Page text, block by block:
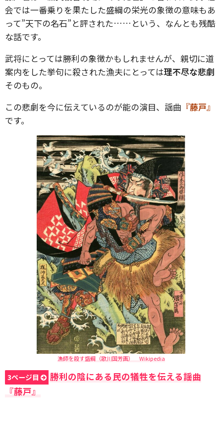
会では一番乗りを果たした盛綱の栄光の象徴の意味もあ
って”天下の名石”と評された……という、なんとも残酷
な話です。
武将にとっては勝利の象徴かもしれませんが、親切に道
案内をした挙句に殺された漁夫にとっては理不尽な悲劇
そのもの。
この悲劇を今に伝えているのが能の演目、謡曲 『藤戸』
です。
漁師を殺す盛綱（歌川国芳画） Wikipedia
3ページ目
勝利の陰にある民の犠牲を伝える謡曲
『藤戸』